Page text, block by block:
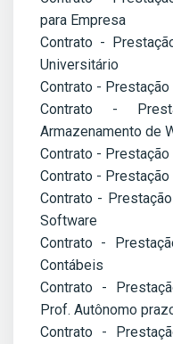
para Empresa
Contrato -
Universitário
Contrato -
Contrato -
Armazenamento de
Contrato -
Contrato -
Contrato -
Software
Contrato -
Contábeis
Contrato -
Prof. Autônomo
Contrato -